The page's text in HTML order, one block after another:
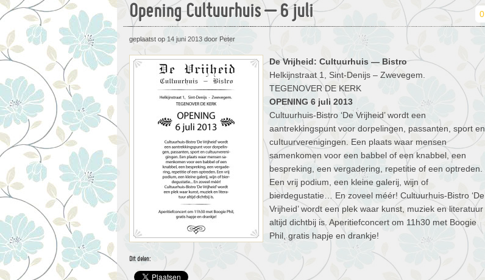
Opening Cultuurhuis – 6 juli 0
geplaatst op 14 juni 2013 door Peter
De Vrijheid: Cultuurhuis — Bistro
Helkijnstraat 1, Sint-Denijs – Zwevegem.
TEGENOVER DE KERK
OPENING 6 juli 2013
Cultuurhuis-Bistro ‘De Vrijheid’ wordt een
aantrekkingspunt voor dorpelingen, passanten, sport en
cuItuurverenigingen. Een plaats waar mensen
samenkomen voor een babbel of een knabbel, een
bespreking, een vergadering, repetitie of een optreden.
Een vrij podium, een kleine galerij, wijn of
bierdegustatie… En zoveel méér! Cultuurhuis-Bistro ‘De
Vrijheid’ wordt een plek waar kunst, muziek en literatuur
altijd dichtbij is. Aperitiefconcert om 11h30 met Boogie
Phil, gratis hapje en drankje!
Dit delen: